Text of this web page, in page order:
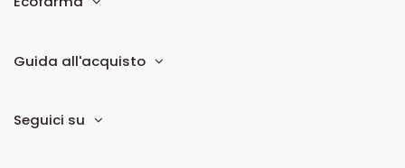
Guida all'acquisto
Seguici su